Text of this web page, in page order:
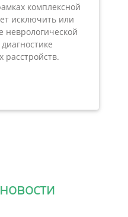
комплексной
исключить или
неврологической
расстройств.